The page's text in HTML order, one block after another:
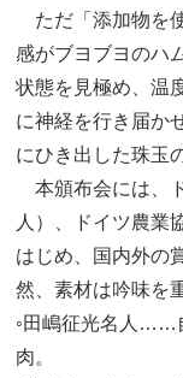
ただ「添加物を
感がブヨブヨのハ
状態を見極め、温
に神経を行き届か
にひき出した珠玉
本頒布会には、
人）、ドイツ農業
はじめ、国内外の
然、素材は吟味を
◦田嶋征光名人……
肉。